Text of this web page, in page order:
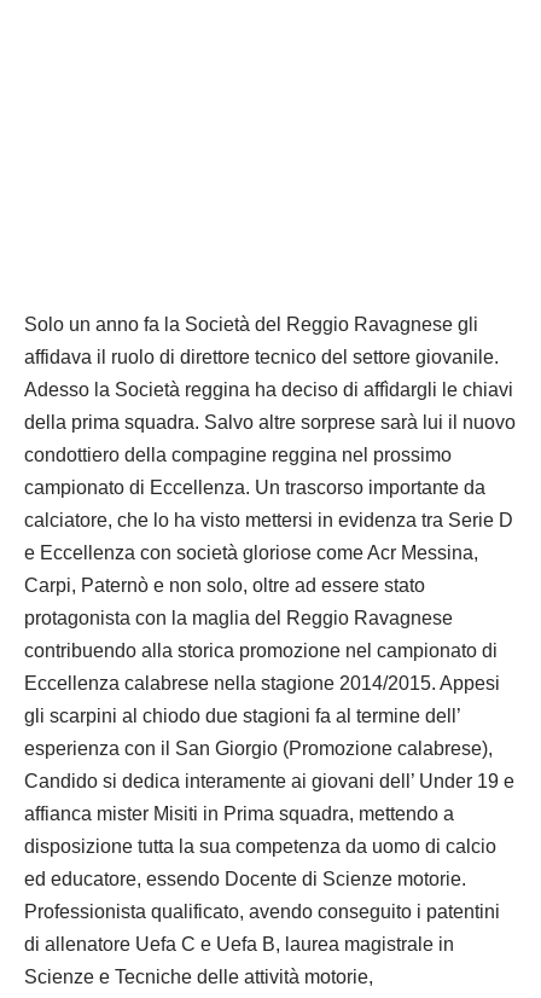
Solo un anno fa la Società del Reggio Ravagnese gli
affidava il ruolo di direttore tecnico del settore giovanile.
Adesso la Società reggina ha deciso di affìdargli le chiavi
della prima squadra. Salvo altre sorprese sarà lui il nuovo
condottiero della compagine reggina nel prossimo
campionato di Eccellenza. Un trascorso importante da
calciatore, che lo ha visto mettersi in evidenza tra Serie D
e Eccellenza con società gloriose come Acr Messina,
Carpi, Paternò e non solo, oltre ad essere stato
protagonista con la maglia del Reggio Ravagnese
contribuendo alla storica promozione nel campionato di
Eccellenza calabrese nella stagione 2014/2015. Appesi
gli scarpini al chiodo due stagioni fa al termine dell’
esperienza con il San Giorgio (Promozione calabrese),
Candido si dedica interamente ai giovani dell’ Under 19 e
affianca mister Misiti in Prima squadra, mettendo a
disposizione tutta la sua competenza da uomo di calcio
ed educatore, essendo Docente di Scienze motorie.
Professionista qualificato, avendo conseguito i patentini
di allenatore Uefa C e Uefa B, laurea magistrale in
Scienze e Tecniche delle attività motorie,